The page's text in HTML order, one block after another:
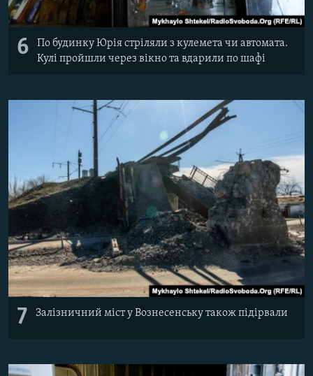
6
По будинку Юрія стріляли з кулемета чи автомата.
Кулі пройшли через вікно та вдарили по шафі
7 Залізничний міст у Вознесенську також підірвали